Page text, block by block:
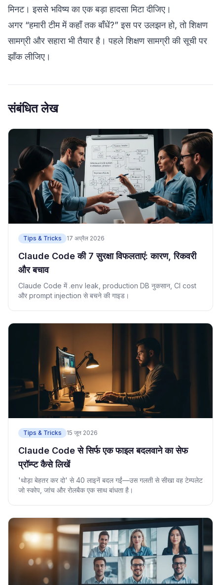
मिनट। इससे भविष्य का एक बड़ा हादसा मिटा दीजिए।
अगर “हमारी टीम में कहाँ तक बाँधें?” इस पर उलझन हो, तो शिक्षण
सामग्री और सहारा भी तैयार है। पहलेशिक्षण सामग्री की सूचीपर
झाँक लीजिए।
संबंधित लेख
Tips & Tricks 17 अप्रैल 2026
Claude Code की 7 सुरक्षा विफलताएं: कारण, रिकवरी
और बचाव
Claude Code में .env leak, production DB नुकसान, CI cost
और prompt injection से बचने की गाइड।
Tips & Tricks 15 जून 2026
Claude Code से सिर्फ एक फाइल बदलवाने का सेफ
प्रॉम्प्ट कैसे लिखें
'थोड़ा बेहतर कर दो' से 40 लाइनें बदल गईं—उस गलती से सीखा वह टेम्पलेट
जो स्कोप, जांच और रोलबैक एक साथ बांधता है।